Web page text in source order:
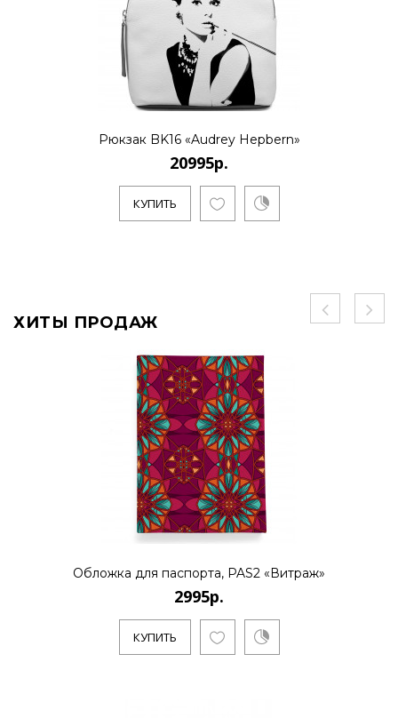
Рюкзак BK16 «Audrey Hepbern»
20995р.
КУПИТЬ
ХИТЫ ПРОДАЖ
Обложка для паспорта, PAS2 «Витраж»
2995р.
КУПИТЬ